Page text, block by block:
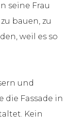
seine Frau
bauen, zu
weil es so
und
die Fassade in
Kein